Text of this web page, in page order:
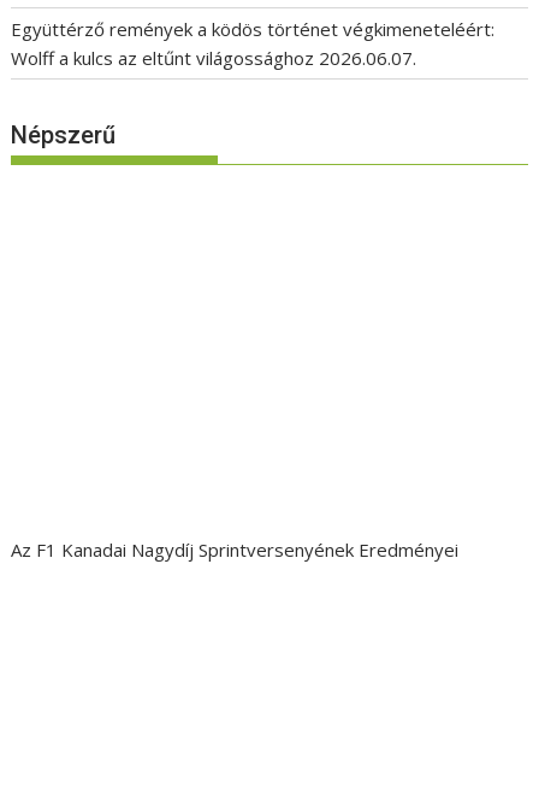
Együttérző remények a ködös történet végkimeneteléért:
Wolff a kulcs az eltűnt világossághoz 2026.06.07.
Népszerű
Az F1 Kanadai Nagydíj Sprintversenyének Eredményei